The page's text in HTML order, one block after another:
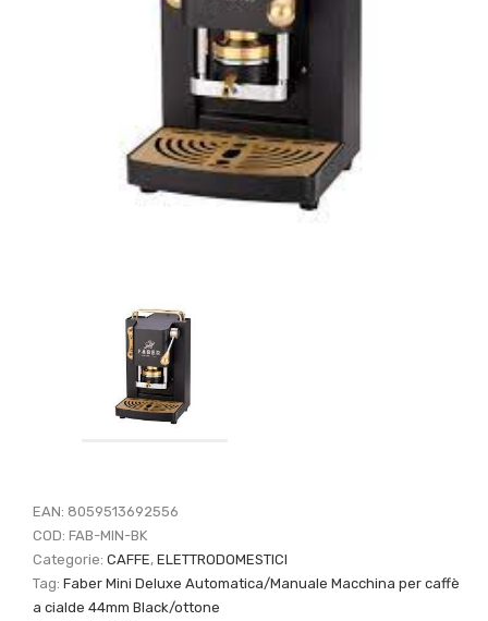
EAN: 8059513692556
COD:FAB-MIN-BK
Categorie:CAFFE,ELETTRODOMESTICI
Tag:Faber Mini Deluxe Automatica/Manuale Macchina per caffè
a cialde 44mm Black/ottone